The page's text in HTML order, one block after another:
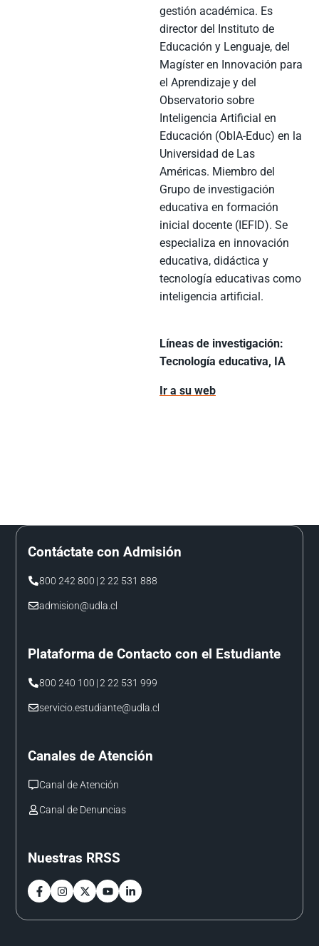
gestión académica. Es
director del Instituto de
Educación y Lenguaje, del
Magíster en Innovación para
el Aprendizaje y del
Observatorio sobre
Inteligencia Artificial en
Educación (ObIA-Educ) en la
Universidad de Las
Américas. Miembro del
Grupo de investigación
educativa en formación
inicial docente (IEFID). Se
especializa en innovación
educativa, didáctica y
tecnología educativas como
inteligencia artificial.
Líneas de investigación:
Tecnología educativa, IA
Ir a su web
Contáctate con Admisión
800 242 800 | 2 22 531 888
admision@udla.cl
Plataforma de Contacto con el Estudiante
800 240 100 | 2 22 531 999
servicio.estudiante@udla.cl
Canales de Atención
Canal de Atención
Canal de Denuncias
Nuestras RRSS